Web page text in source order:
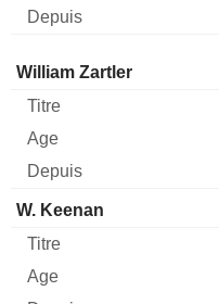
Administrateur
William Zartler
W. Keenan